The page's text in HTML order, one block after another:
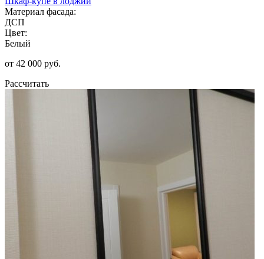
Материал фасада:
ДСП
Цвет:
Белый
от 42 000 руб.
Рассчитать